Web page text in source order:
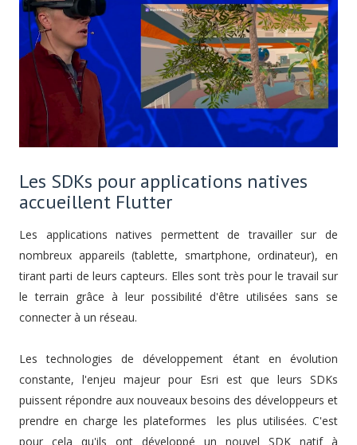
Les SDKs pour applications natives
accueillent Flutter
Les applications natives permettent de travailler sur de
nombreux appareils (tablette, smartphone, ordinateur), en
tirant parti de leurs capteurs. Elles sont très pour le travail sur
le terrain grâce à leur possibilité d'être utilisées sans se
connecter à un réseau.
Les technologies de développement étant en évolution
constante, l'enjeu majeur pour Esri est que leurs SDKs
puissent répondre aux nouveaux besoins des développeurs et
prendre en charge les plateformes les plus utilisées. C'est
pour cela qu'ils ont développé un nouvel SDK natif à